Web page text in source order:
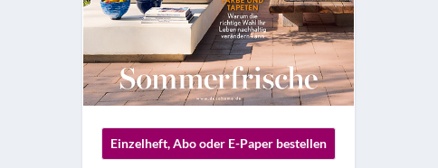
Einzelheft, Abo oder E-Paper bestellen